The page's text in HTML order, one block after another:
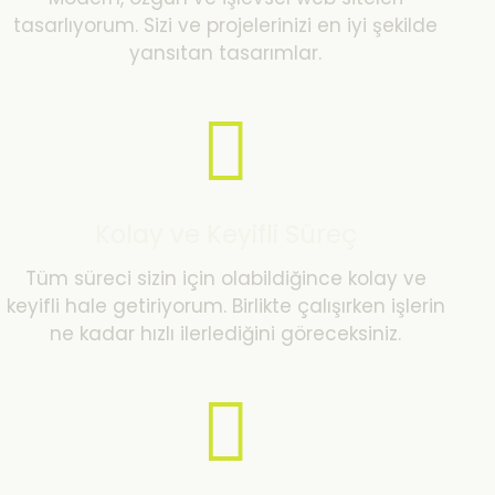
tasarlıyorum. Sizi ve projelerinizi en iyi şekilde
yansıtan tasarımlar.
Tüm süreci sizin için olabildiğince kolay ve
keyifli hale getiriyorum. Birlikte çalışırken işlerin
ne kadar hızlı ilerlediğini göreceksiniz.